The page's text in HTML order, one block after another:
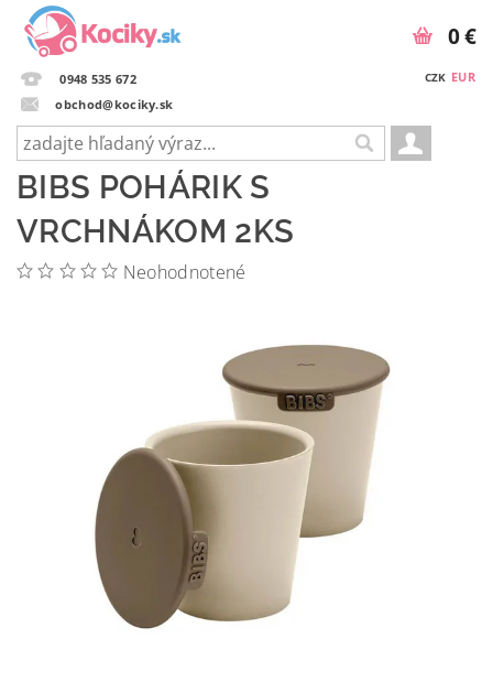
0948 535 672
obchod@kociky.sk
CZK EUR
0 €
BIBS POHÁRIK S
VRCHNÁKOM 2KS
Neohodnotené